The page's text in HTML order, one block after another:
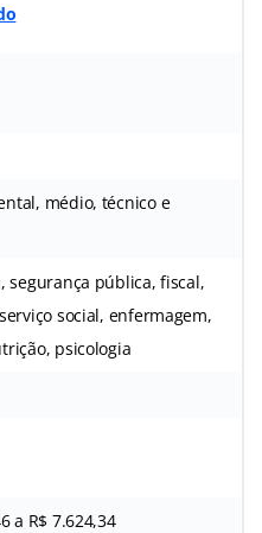
médio, técnico e
segurança pública, fiscal,
social, enfermagem,
psicologia
a R$ 7.624,34